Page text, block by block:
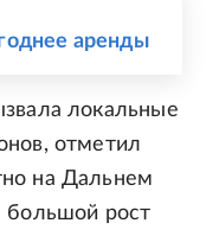
аренды
локальные
отметил
на Дальнем
большой рост